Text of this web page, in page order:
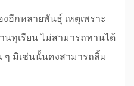
อีกหลายพันธุ์ เหตุเพราะ
ทุเรียน ไม่สามารถทานได้
ๆ มิเช่นนั้นคงสามารถลิ้ม